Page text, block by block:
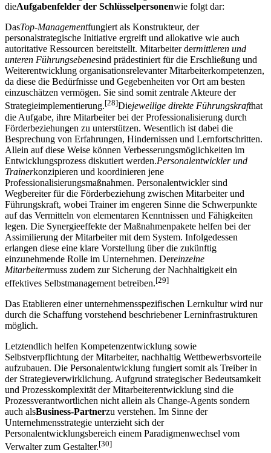
dieAufgabenfelder der Schlüsselpersonenwie folgt dar:
DasTop-Managementfungiert als Konstrukteur, der
personalstrategische Initiative ergreift und allokative wie auch
autoritative Ressourcen bereitstellt. Mitarbeiter dermittleren und
unteren Führungsebenesind prädestiniert für die Erschließung und
Weiterentwicklung organisationsrelevanter Mitarbeiterkompetenzen,
da diese die Bedürfnisse und Gegebenheiten vor Ort am besten
einzuschätzen vermögen. Sie sind somit zentrale Akteure der
Strategieimplementierung.[28]Diejeweilige direkte Führungskrafthat
die Aufgabe, ihre Mitarbeiter bei der Professionalisierung durch
Förderbeziehungen zu unterstützen. Wesentlich ist dabei die
Besprechung von Erfahrungen, Hindernissen und Lernfortschritten.
Allein auf diese Weise können Verbesserungsmöglichkeiten im
Entwicklungsprozess diskutiert werden.Personalentwickler und
Trainerkonzipieren und koordinieren jene
Professionalisierungsmaßnahmen. Personalentwickler sind
Wegbereiter für die Förderbeziehung zwischen Mitarbeiter und
Führungskraft, wobei Trainer im engeren Sinne die Schwerpunkte
auf das Vermitteln von elementaren Kenntnissen und Fähigkeiten
legen. Die Synergieeffekte der Maßnahmenpakete helfen bei der
Assimilierung der Mitarbeiter mit dem System. Infolgedessen
erlangen diese eine klare Vorstellung über die zukünftig
einzunehmende Rolle im Unternehmen. Dereinzelne
Mitarbeitermuss zudem zur Sicherung der Nachhaltigkeit ein
effektives Selbstmanagement betreiben.[29]
Das Etablieren einer unternehmensspezifischen Lernkultur wird nur
durch die Schaffung vorstehend beschriebener Lerninfrastrukturen
möglich.
Letztendlich helfen Kompetenzentwicklung sowie
Selbstverpflichtung der Mitarbeiter, nachhaltig Wettbewerbsvorteile
aufzubauen. Die Personalentwicklung fungiert somit als Treiber in
der Strategieverwirklichung. Aufgrund strategischer Bedeutsamkeit
und Prozesskomplexität der Mitarbeiterentwicklung sind die
Prozessverantwortlichen nicht allein als Change-Agents sondern
auch alsBusiness-Partnerzu verstehen. Im Sinne der
Unternehmensstrategie unterzieht sich der
Personalentwicklungsbereich einem Paradigmenwechsel vom
Verwalter zum Gestalter.[30]